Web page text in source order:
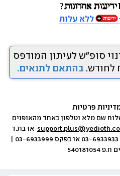
ללא עלות
סופ״ש לעיתון המודפס
בהתאם לתנאים.